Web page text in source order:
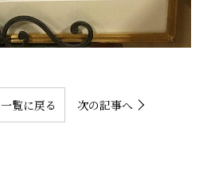
一覧に戻る 次の記事へ